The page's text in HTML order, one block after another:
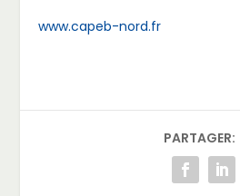
www.capeb-nord.fr
PARTAGER: